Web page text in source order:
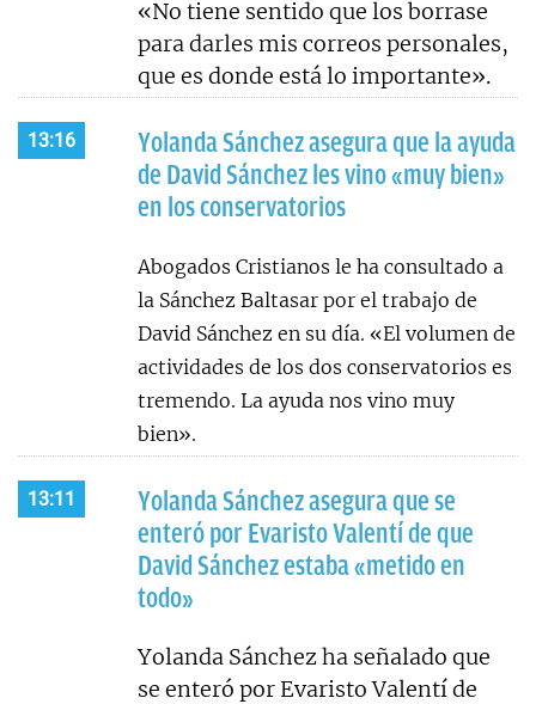
«No tiene sentido que los borrase
para darles mis correos personales,
que es donde está lo importante».
13:16
Yolanda Sánchez asegura que la ayuda
de David Sánchez les vino «muy bien»
en los conservatorios
Abogados Cristianos le ha consultado a
la Sánchez Baltasar por el trabajo de
David Sánchez en su día. «El volumen de
actividades de los dos conservatorios es
tremendo. La ayuda nos vino muy
bien».
13:11
Yolanda Sánchez asegura que se
enteró por Evaristo Valentí de que
David Sánchez estaba «metido en
todo»
Yolanda Sánchez ha señalado que
se enteró por Evaristo Valentí de